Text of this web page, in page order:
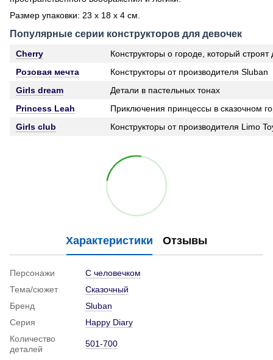
Размер упаковки: 23 х 18 х 4 см.
Популярные серии конструкторов для девочек
Cherry
Конструкторы о городе, который строят
Розовая мечта
Конструкторы от производителя Sluban
Girls dream
Детали в пастельных тонах
Princess Leah
Приключения принцессы в сказочном
Girls club
Конструкторы от производителя Limo
Характеристики Отзывы
Персонажи
С человечком
Тема/сюжет
Сказочный
Бренд
Sluban
Серия
Happy Diary
Количество
деталей
501-700